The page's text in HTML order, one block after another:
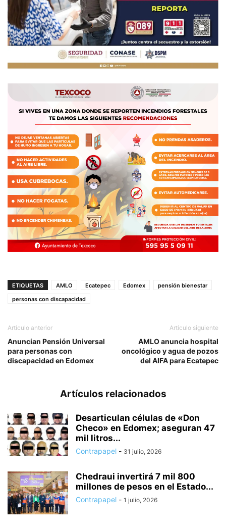
ETIQUETAS AMLO Ecatepec Edomex
pensión bienestar
personas con discapacidad
Artículo anterior
Anuncian Pensión Universal
para personas con
discapacidad en Edomex
Artículo siguiente
AMLO anuncia hospital
oncológico y agua de pozos
del AIFA para Ecatepec
Artículos relacionados
Desarticulan células de «Don
Checo» en Edomex; aseguran 47
mil litros...
Contrapapel - 31 julio, 2026
Chedraui invertirá 7 mil 800
millones de pesos en el Estado...
Contrapapel - 1 julio, 2026